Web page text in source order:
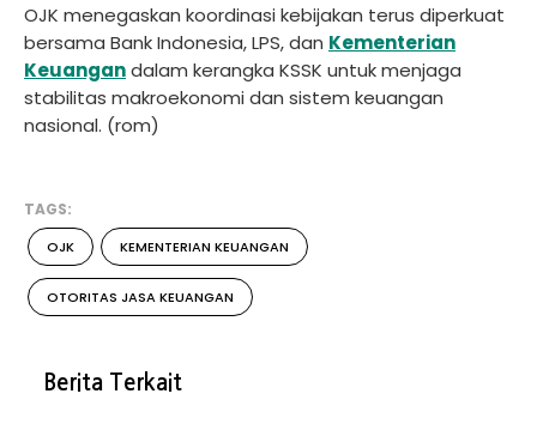
OJK menegaskan koordinasi kebijakan terus diperkuat
bersama Bank Indonesia, LPS, dan Kementerian
Keuangandalam kerangka KSSK untuk menjaga
stabilitas makroekonomi dan sistem keuangan
nasional. (rom)
TAGS:
OJK KEMENTERIAN KEUANGAN
OTORITAS JASA KEUANGAN
Berita Terkait